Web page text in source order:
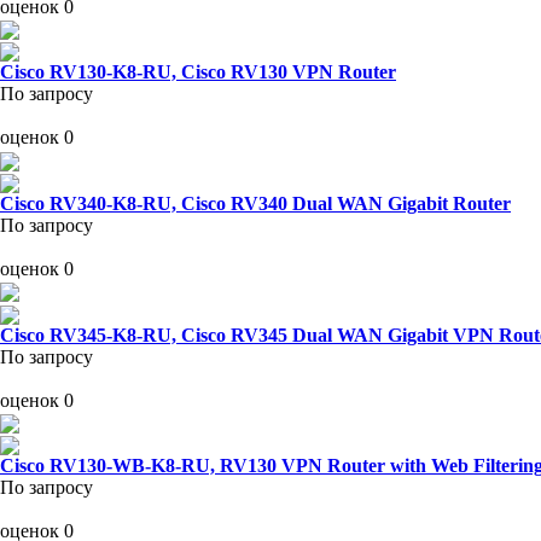
оценок 0
Cisco RV130-K8-RU, Cisco RV130 VPN Router
По запросу
оценок 0
Cisco RV340-K8-RU, Cisco RV340 Dual WAN Gigabit Router
По запросу
оценок 0
Cisco RV345-K8-RU, Cisco RV345 Dual WAN Gigabit VPN
По запросу
оценок 0
Cisco RV130-WB-K8-RU, RV130 VPN Router with Web
По запросу
оценок 0